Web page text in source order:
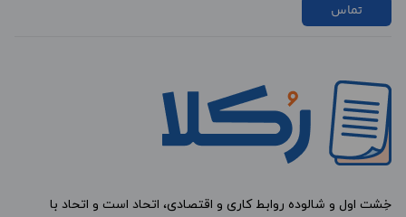
تماس
خِشت اول و شالوده روابط کاری و اقتصادی، اتحاد است و اتحاد با